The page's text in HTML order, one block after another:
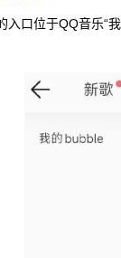
入口位于QQ音乐“